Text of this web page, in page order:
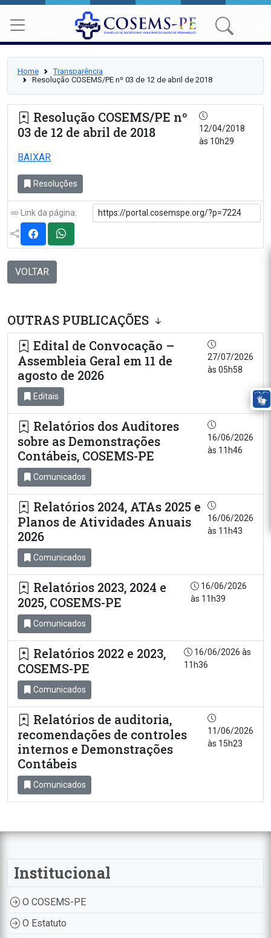
Home
Transparência
Resolução COSEMS/PE nº 03 de 12 de abril de 2018
Resolução COSEMS/PE nº
03 de 12 de abril de 2018
12/04/2018
às 10h29
BAIXAR
Resoluções
Link da página:
VOLTAR
OUTRAS PUBLICAÇÕES
Edital de Convocação –
Assembleia Geral em 11 de
agosto de 2026
27/07/2026
às 05h58
Editais
Relatórios dos Auditores
sobre as Demonstrações
Contábeis, COSEMS-PE
16/06/2026
às 11h46
Comunicados
Relatórios 2024, ATAs 2025 e
Planos de Atividades Anuais
2026
16/06/2026
às 11h43
Comunicados
Relatórios 2023, 2024 e
2025, COSEMS-PE
16/06/2026
às 11h39
Comunicados
Relatórios 2022 e 2023,
COSEMS-PE
16/06/2026 às
11h36
Comunicados
Relatórios de auditoria,
recomendações de controles
internos e Demonstrações
Contábeis
11/06/2026
às 15h23
Comunicados
Institucional
O COSEMS-PE
O Estatuto